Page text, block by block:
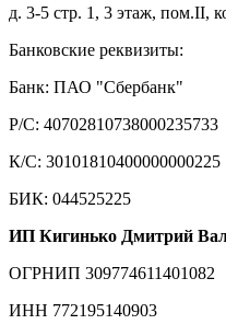
д. 3-5 стр. 1, 3 этаж, пом.II,
Банковские реквизиты:
Банк: ПАО "Сбербанк"
Р/С: 40702810738000235733
К/С: 30101810400000000225
БИК: 044525225
ИП Кигинько Дмитрий
ОГРНИП 309774611401082
ИНН